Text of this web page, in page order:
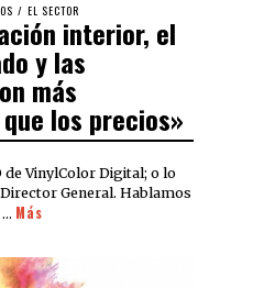
/ EL SECTOR
interior, el
y las
más
los precios»
de VinylColor Digital; o lo
General. Hablamos
… Más